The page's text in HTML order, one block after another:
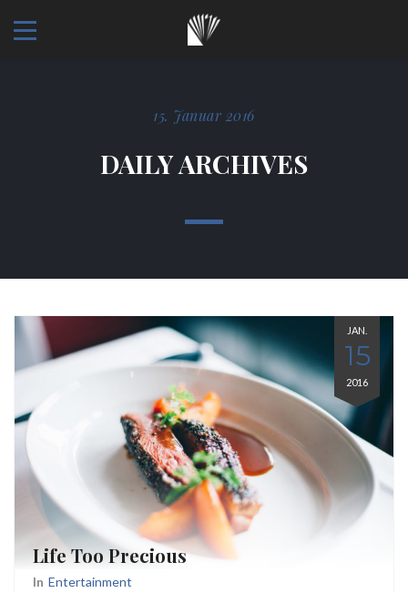
15. Januar 2016
DAILY ARCHIVES
JAN.
15
2016
Life Too Precious
In Entertainment